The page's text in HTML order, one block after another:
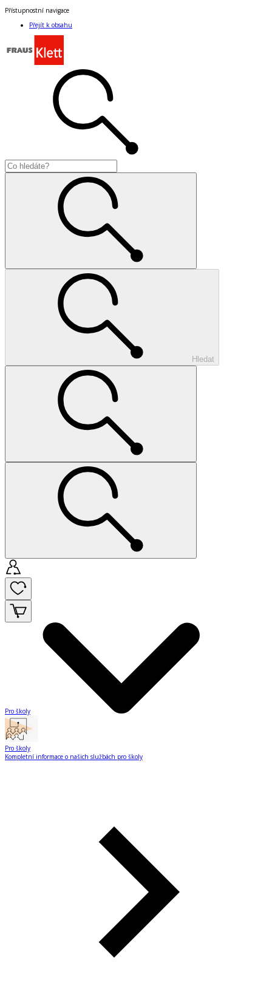
Přístupnostní navigace
Přejít k obsahu
Hledat
Pro školy
Pro školy
Kompletní informace o našich službách pro školy